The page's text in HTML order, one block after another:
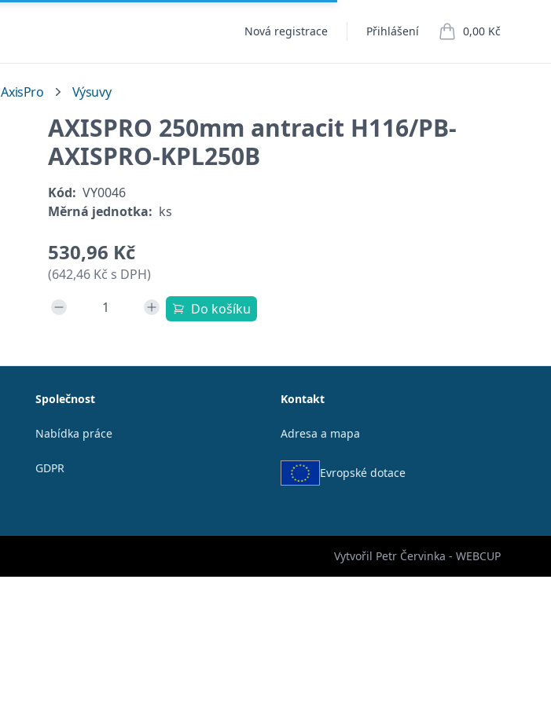
Nová registrace Přihlášení 0,00 Kč
položek v košíku
AxisPro Výsuvy
AXISPRO 250mm antracit H116/PB-
AXISPRO-KPL250B
Kód: VY0046
Měrná jednotka: ks
530,96 Kč
(642,46 Kč s DPH)
Do košíku
Společnost
Nabídka práce
GDPR
Kontakt
Adresa a mapa
Evropské dotace
Vytvořil Petr Červinka - WEBCUP